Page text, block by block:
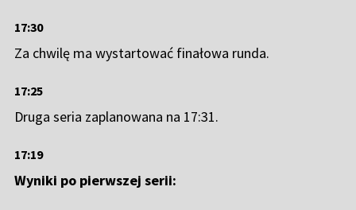
17:30
Za chwilę ma wystartować finałowa runda.
17:25
Druga seria zaplanowana na 17:31.
17:19
Wyniki po pierwszej serii: